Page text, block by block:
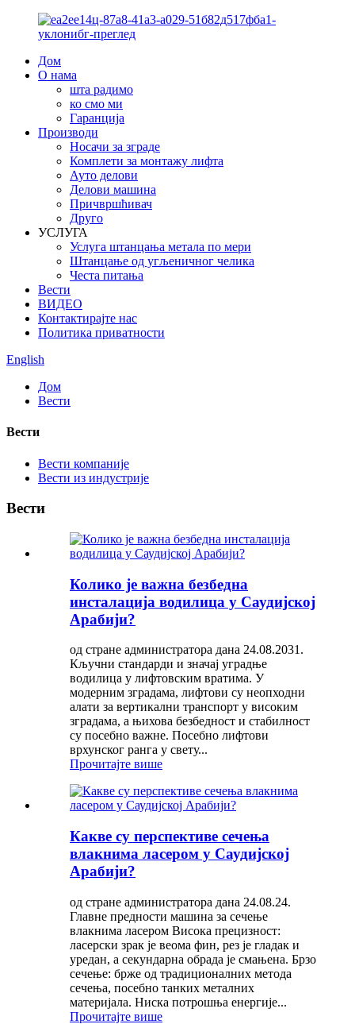
Дом
О нама
шта радимо
ко смо ми
Гаранција
Производи
Носачи за зграде
Комплети за монтажу лифта
Ауто делови
Делови машина
Причвршћивач
Друго
УСЛУГА
Услуга штанцања метала по мери
Штанцање од угљеничног челика
Честа питања
Вести
ВИДЕО
Контактирајте нас
Политика приватности
English
Дом
Вести
Вести
Вести компаније
Вести из индустрије
Вести
Колико је важна безбедна
инсталација водилица у Саудијској
Арабији?
од стране администратора дана 24.08.2031.
Кључни стандарди и значај уградње
водилица у лифтовским вратима. У
модерним зградама, лифтови су неопходни
алати за вертикални транспорт у високим
зградама, а њихова безбедност и стабилност
су посебно важне. Посебно лифтови
врхунског ранга у свету...
Прочитајте више
Какве су перспективе сечења
влакнима ласером у Саудијској
Арабији?
од стране администратора дана 24.08.24.
Главне предности машина за сечење
влакнима ласером Висока прецизност:
ласерски зрак је веома фин, рез је гладак и
уредан, а секундарна обрада је смањена. Брзо
сечење: брже од традиционалних метода
сечења, посебно танких металних
материјала. Ниска потрошња енергије...
Прочитајте више